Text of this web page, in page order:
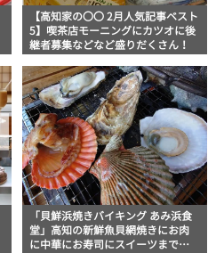
【高知家の〇〇 2月人気記事ベスト
5】喫茶店モーニングにカツオに後
継者募集などなど盛りだくさん！
「貝鮮浜焼きバイキング あみ浜食
堂」高知の新鮮魚貝網焼きにお肉
に中華にお寿司にスイーツまで！